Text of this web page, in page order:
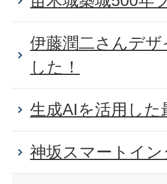
伊藤潤二さんデ
した！
生成AIを活用し
神坂スマートイ